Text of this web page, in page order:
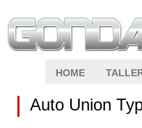
HOME
Auto Union